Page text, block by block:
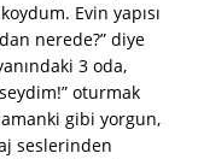
Evin yapısı
nerede?” diye
3 oda,
oturmak
gibi yorgun,
seslerinden